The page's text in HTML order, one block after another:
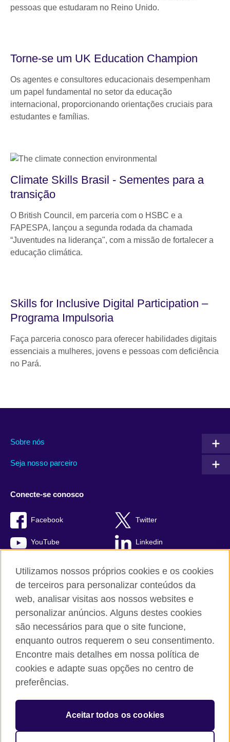
pessoas que estudaram no Reino Unido.
Torne-se um UK Education Champion
Os agentes e consultores educacionais desempenham
um papel fundamental no setor da educação
internacional, proporcionando orientações cruciais para
estudantes e famílias.
Climate Skills Brasil - Sementes para a
transição
O British Council, em parceria com o HSBC e a
FAPESPA, lançou a segunda rodada da chamada
“Juventudes na liderança", com a missão de fortalecer a
educação climática.
Skills for Inclusive Digital Participation –
Programa Impulsoria
Faça parceria conosco para oferecer habilidades digitais
essenciais a mulheres, jovens e pessoas com deficiência
no Pará.
Sobre nós
Seja nosso parceiro
Conecte-se conosco
Facebook Twitter
YouTube Linkedin
British Council global
Comentários e reclamações
Política de privacidade e termos de uso
© 2026 British Council
The United Kingdom’s international organisation for cultural
Utilizamos nossos próprios cookies e os cookies
de terceiros para personalizar conteúdos da
web, analisar visitas aos nossos websites e
personalizar anúncios. Alguns destes cookies
são necessários para que o site funcione,
enquanto outros requerem o seu consentimento.
Encontre mais detalhes em nossa política de
cookies e adapte suas opções no centro de
preferências.
Aceitar todos os cookies